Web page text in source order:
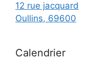
12 rue jacquard
Oullins, 69600
Calendrier